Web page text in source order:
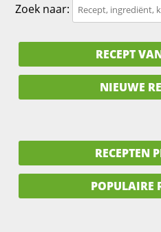
Zoek naar:
RECEPT
NIEUWE
RECEPTEN
POPULAIRE